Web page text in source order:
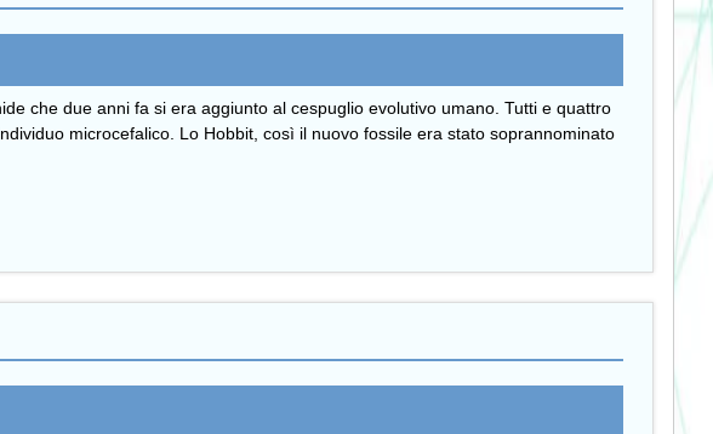
che due anni fa si era aggiunto al cespuglio evolutivo umano. Tutti e quattro
microcefalico. Lo Hobbit, così il nuovo fossile era stato soprannominato